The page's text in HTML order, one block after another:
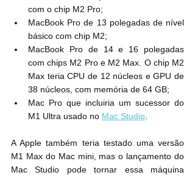
com o chip M2 Pro;
MacBook Pro de 13 polegadas de nível
básico com chip M2;
MacBook Pro de 14 e 16 polegadas
com chips M2 Pro e M2 Max. O chip M2
Max teria CPU de 12 núcleos e GPU de
38 núcleos, com memória de 64 GB;
Mac Pro que incluiria um sucessor do
M1 Ultra usado no Mac Studio
A Apple também teria testado uma versão
M1 Max do Mac mini, mas o lançamento do
Mac Studio pode tornar essa máquina